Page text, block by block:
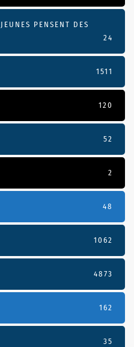
PENSENT DES
24
1511
120
52
2
48
1062
4873
162
35